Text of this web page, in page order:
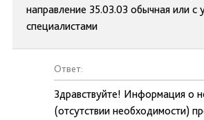
направление 35.03.03 обычная или с
специалистами
Ответ:
Здравствуйте! Информация о
(отсутствии необходимости)